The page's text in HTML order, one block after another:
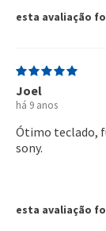
esta avaliação
Joel
há 9 anos
Ótimo teclado,
sony.
esta avaliação